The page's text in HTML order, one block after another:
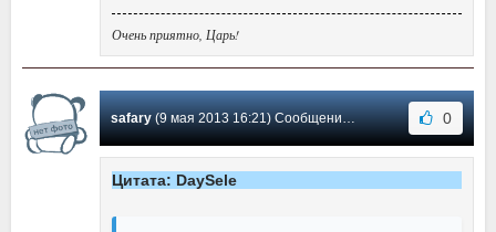
Очень приятно, Царь!
safary(9 мая 2013 16:21) Сообщение #10 0
Цитата: DaySele